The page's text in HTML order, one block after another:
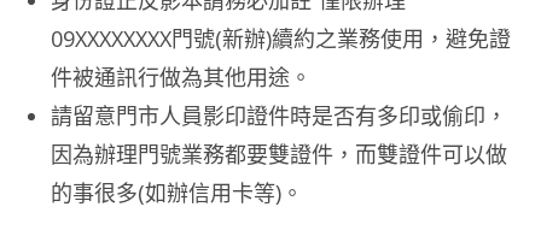
09XXXXXXXX門號(新辦)續約之業務使用，避免證
件被通訊行做為其他用途。
請留意門市人員影印證件時是否有多印或偷印，
因為辦理門號業務都要雙證件，而雙證件可以做
的事很多(如辦信用卡等)。